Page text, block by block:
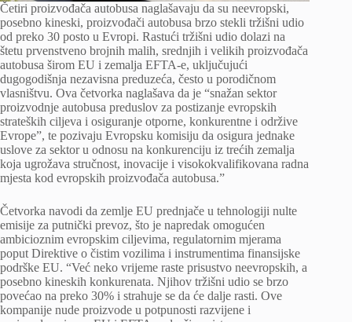
Četiri proizvođača autobusa naglašavaju da su neevropski,
posebno kineski, proizvođači autobusa brzo stekli tržišni udio
od preko 30 posto u Evropi. Rastući tržišni udio dolazi na
štetu prvenstveno brojnih malih, srednjih i velikih proizvođača
autobusa širom EU i zemalja EFTA-e, uključujući
dugogodišnja nezavisna preduzeća, često u porodičnom
vlasništvu. Ova četvorka naglašava da je “snažan sektor
proizvodnje autobusa preduslov za postizanje evropskih
strateških ciljeva i osiguranje otporne, konkurentne i održive
Evrope”, te pozivaju Evropsku komisiju da osigura jednake
uslove za sektor u odnosu na konkurenciju iz trećih zemalja
koja ugrožava stručnost, inovacije i visokokvalifikovana radna
mjesta kod evropskih proizvođača autobusa.”
Četvorka navodi da zemlje EU prednjače u tehnologiji nulte
emisije za putnički prevoz, što je napredak omogućen
ambicioznim evropskim ciljevima, regulatornim mjerama
poput Direktive o čistim vozilima i instrumentima finansijske
podrške EU. “Već neko vrijeme raste prisustvo neevropskih, a
posebno kineskih konkurenata. Njihov tržišni udio se brzo
povećao na preko 30% i strahuje se da će dalje rasti. Ove
kompanije nude proizvode u potpunosti razvijene i